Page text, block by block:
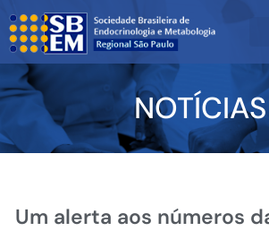
NOTÍCIAS
Um alerta aos números